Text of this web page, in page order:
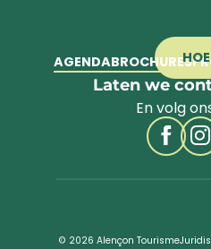
AGENDABROCHURES
Laten we
En volg
© 2026 Alençon Tourisme